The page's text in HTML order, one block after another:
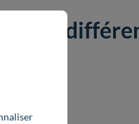
des